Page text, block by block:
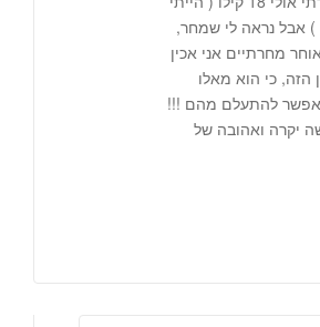
רוצה…. :P ) אבל נראה לי שמחר,
מחרתיים אני אכין
כי הוא מאלו
להתעלם מהם !!!
יקרה ואהובה של